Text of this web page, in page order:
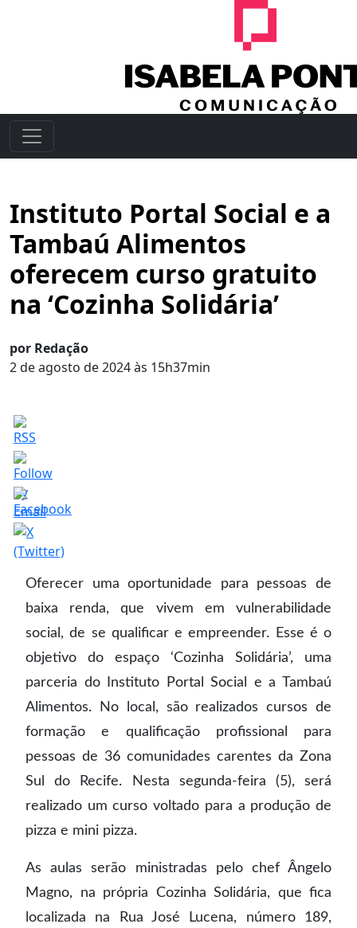
Instituto Portal Social e a
Tambaú Alimentos
oferecem curso gratuito
na ‘Cozinha Solidária’
por Redação
2 de agosto de 2024 às 15h37min
Oferecer uma oportunidade para pessoas de
baixa renda, que vivem em vulnerabilidade
social, de se qualificar e empreender. Esse é o
objetivo do espaço ‘Cozinha Solidária’, uma
parceria do Instituto Portal Social e a Tambaú
Alimentos. No local, são realizados cursos de
formação e qualificação profissional para
pessoas de 36 comunidades carentes da Zona
Sul do Recife. Nesta segunda-feira (5), será
realizado um curso voltado para a produção de
pizza e mini pizza.
As aulas serão ministradas pelo chef Ângelo
Magno, na própria Cozinha Solidária, que fica
localizada na Rua José Lucena, número 189,